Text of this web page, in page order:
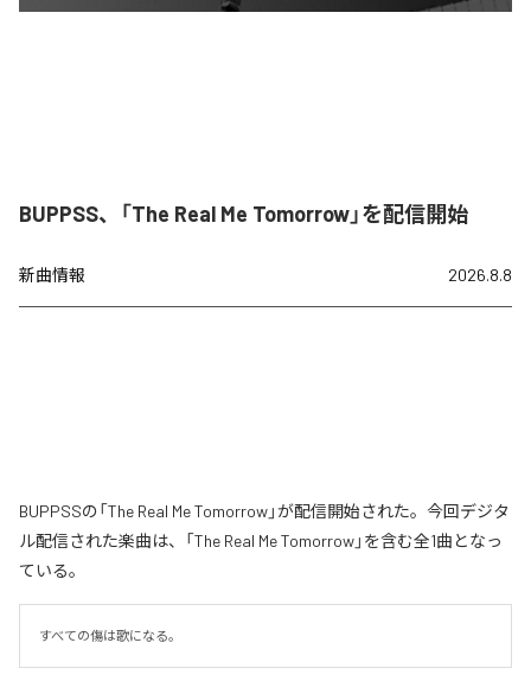
BUPPSS、「The Real Me Tomorrow」を配信開始
新曲情報 2026.8.8
BUPPSSの「The Real Me Tomorrow」が配信開始された。今回デジタ
ル配信された楽曲は、「The Real Me Tomorrow」を含む全1曲となっ
ている。
すべての傷は歌になる。